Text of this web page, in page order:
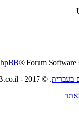
® Forum
. © 2017 - phpBB.co.il.